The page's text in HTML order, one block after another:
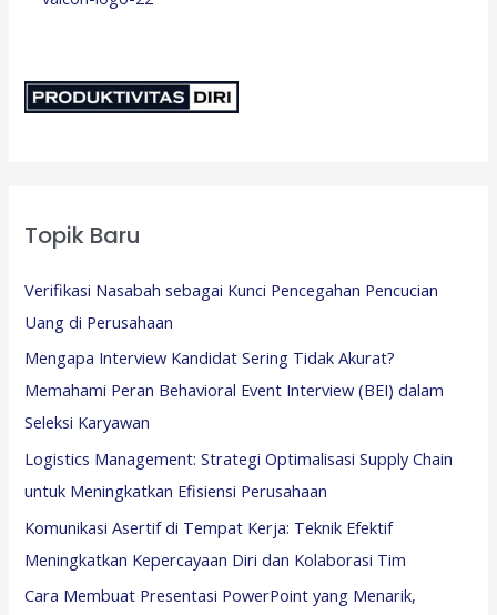
Topik Baru
Verifikasi Nasabah sebagai Kunci Pencegahan Pencucian
Uang di Perusahaan
Mengapa Interview Kandidat Sering Tidak Akurat?
Memahami Peran Behavioral Event Interview (BEI) dalam
Seleksi Karyawan
Logistics Management: Strategi Optimalisasi Supply Chain
untuk Meningkatkan Efisiensi Perusahaan
Komunikasi Asertif di Tempat Kerja: Teknik Efektif
Meningkatkan Kepercayaan Diri dan Kolaborasi Tim
Cara Membuat Presentasi PowerPoint yang Menarik,